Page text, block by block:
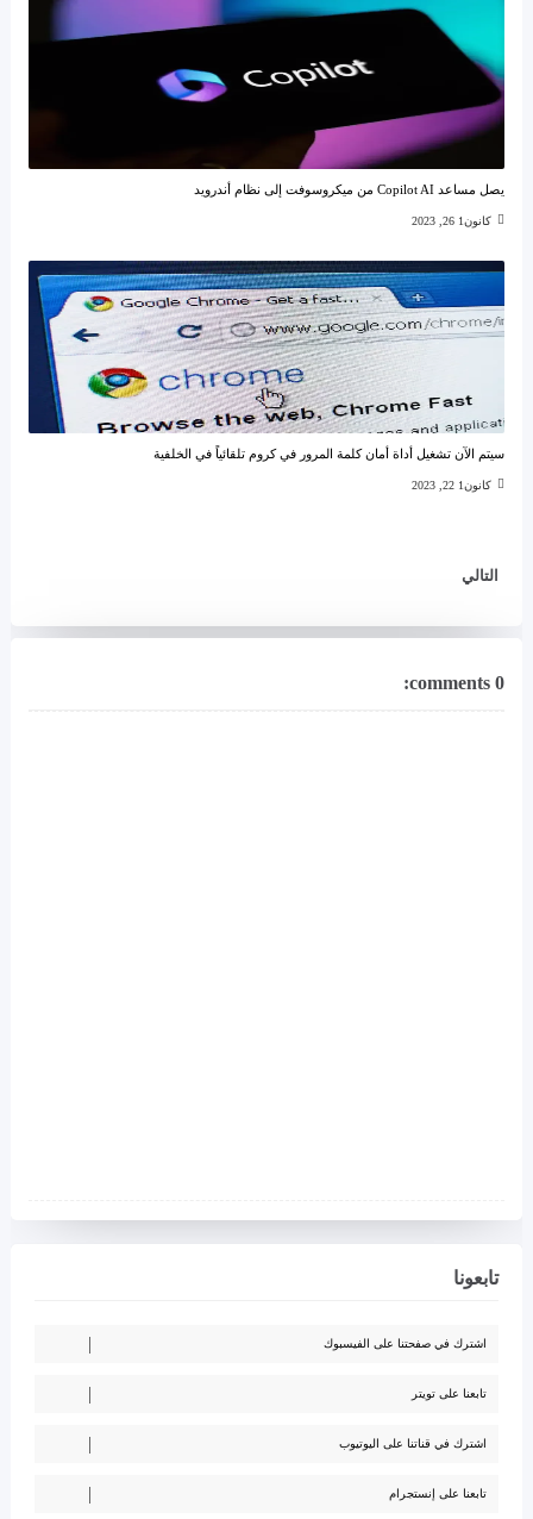
يصل مساعد Copilot AI من ميكروسوفت إلى نظام أندرويد
كانون1 26, 2023
سيتم الآن تشغيل أداة أمان كلمة المرور في كروم تلقائياً في الخلفية
كانون1 22, 2023
التالي
0 comments:
تابعونا
اشترك في صفحتنا على الفيسبوك
تابعنا على تويتر
اشترك في قناتنا على اليوتيوب
تابعنا على إنستجرام